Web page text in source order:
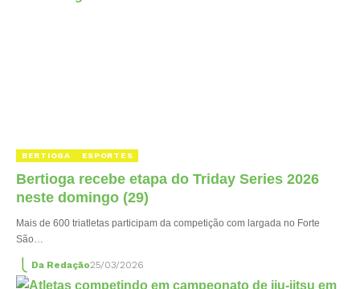
BERTIOGA ESPORTES
Bertioga recebe etapa do Triday Series 2026
neste domingo (29)
Mais de 600 triatletas participam da competição com largada no Forte
São…
Da Redação25/03/2026